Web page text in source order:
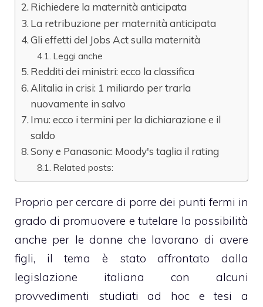
Richiedere la maternità anticipata
La retribuzione per maternità anticipata
Gli effetti del Jobs Act sulla maternità
Leggi anche
Redditi dei ministri: ecco la classifica
Alitalia in crisi: 1 miliardo per trarla
nuovamente in salvo
Imu: ecco i termini per la dichiarazione e il
saldo
Sony e Panasonic: Moody's taglia il rating
Related posts:
Proprio per cercare di porre dei punti fermi in
grado di promuovere e tutelare la possibilità
anche per le donne che lavorano di avere
figli, il tema è stato affrontato dalla
legislazione italiana con alcuni
provvedimenti studiati ad hoc e tesi a